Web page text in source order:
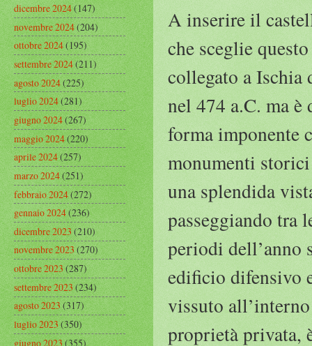
A inserire il
che sceglie
collegato a Ischia
nel 474 a.C. ma è
forma imponente
monumenti
una splendida
passeggiando tra
periodi dell’anno
edificio difensivo
vissuto
proprietà privata,
dicembre 2024(147)
novembre 2024(204)
ottobre 2024(195)
settembre 2024(211)
agosto 2024(225)
luglio 2024(281)
giugno 2024(267)
maggio 2024(220)
aprile 2024(257)
marzo 2024(251)
febbraio 2024(272)
gennaio 2024(236)
dicembre 2023(210)
novembre 2023(270)
ottobre 2023(287)
settembre 2023(234)
agosto 2023(317)
luglio 2023(350)
giugno 2023(355)